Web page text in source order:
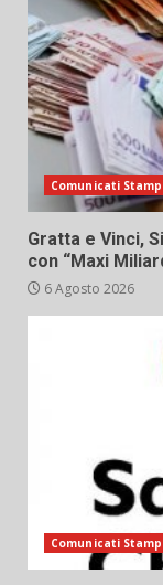
Comunicati
Gratta e Vinci,
con “Maxi
6 Agosto 2026
Comunicati